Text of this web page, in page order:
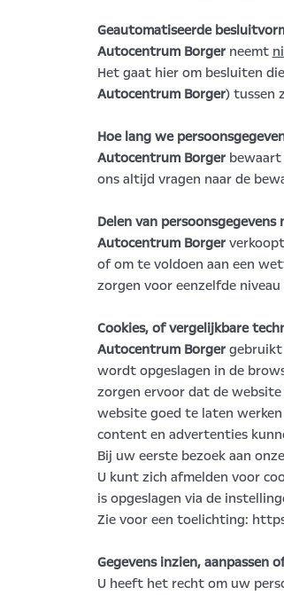
Geautomatiseerde
Autocentrum Borgerneemt
Het gaat hier om besluiten
Autocentrum Borger) tussen
Hoe lang we
Autocentrum Borgerbewaart
ons altijd vragen naar de
Delen van persoonsgegevens
Autocentrum Borgerverkoopt
of om te voldoen aan een
zorgen voor eenzelfde
Cookies, of vergelijkbare
Autocentrum Borgergebruikt
wordt opgeslagen in de
zorgen ervoor dat de
website goed te laten
content en advertenties
Bij uw eerste bezoek aan
U kunt zich afmelden voor
is opgeslagen via de
Zie voor een toelichting:
Gegevens inzien, aanpassen
U heeft het recht om uw